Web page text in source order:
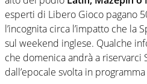
esperti di Libero Gioco pagano
l’incognita circa l’impatto che la
sul weekend inglese. Qualche
che domenica andrà a riservarci
dall’epocale svolta in